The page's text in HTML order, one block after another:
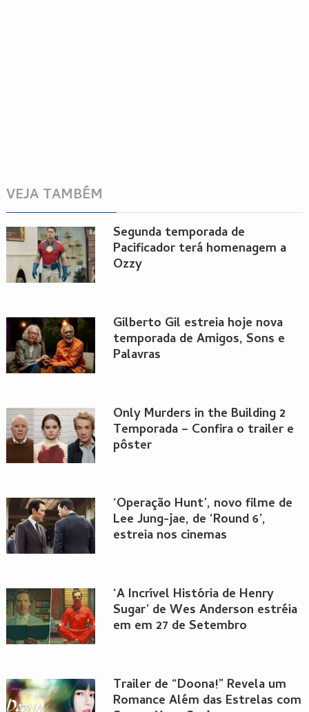
VEJA TAMBÉM
Segunda temporada de
Pacificador terá homenagem a
Ozzy
Gilberto Gil estreia hoje nova
temporada de Amigos, Sons e
Palavras
Only Murders in the Building 2
Temporada – Confira o trailer e
pôster
‘Operação Hunt’, novo filme de
Lee Jung-jae, de ‘Round 6’,
estreia nos cinemas
‘A Incrível História de Henry
Sugar’ de Wes Anderson estréia
em em 27 de Setembro
Trailer de “Doona!” Revela um
Romance Além das Estrelas com